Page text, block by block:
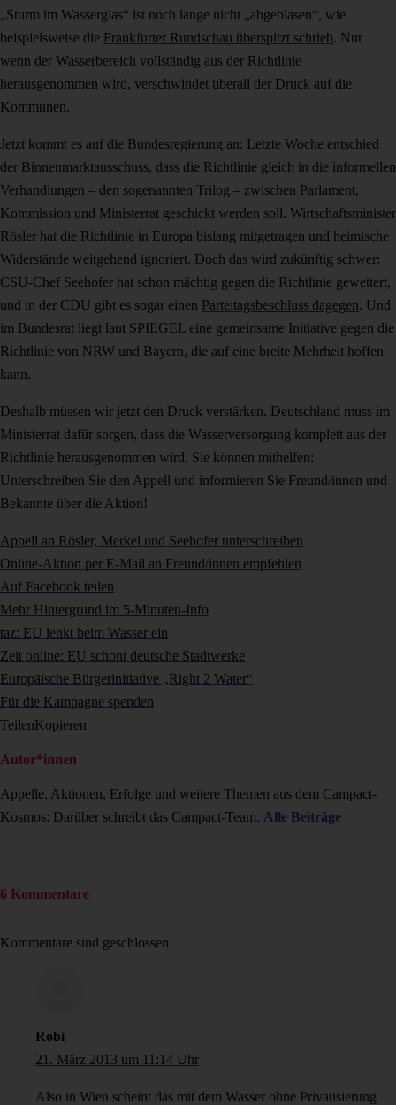
„Sturm im Wasserglas“ ist noch lange nicht „abgeblasen“, wie
beispielsweise die Frankfurter Rundschau überspitzt schrieb. Nur
wenn der Wasserbereich vollständig aus der Richtlinie
herausgenommen wird, verschwindet überall der Druck auf die
Kommunen.
Jetzt kommt es auf die Bundesregierung an: Letzte Woche entschied
der Binnenmarktausschuss, dass die Richtlinie gleich in die informellen
Verhandlungen – den sogenannten Trilog – zwischen Parlament,
Kommission und Ministerrat geschickt werden soll. Wirtschaftsminister
Rösler hat die Richtlinie in Europa bislang mitgetragen und heimische
Widerstände weitgehend ignoriert. Doch das wird zukünftig schwer:
CSU-Chef Seehofer hat schon mächtig gegen die Richtlinie gewettert,
und in der CDU gibt es sogar einen Parteitagsbeschluss dagegen. Und
im Bundesrat liegt laut SPIEGEL eine gemeinsame Initiative gegen die
Richtlinie von NRW und Bayern, die auf eine breite Mehrheit hoffen
kann.
Deshalb müssen wir jetzt den Druck verstärken. Deutschland muss im
Ministerrat dafür sorgen, dass die Wasserversorgung komplett aus der
Richtlinie herausgenommen wird. Sie können mithelfen:
Unterschreiben Sie den Appell und informieren Sie Freund/innen und
Bekannte über die Aktion!
Appell an Rösler, Merkel und Seehofer unterschreiben
Online-Aktion per E-Mail an Freund/innen empfehlen
Auf Facebook teilen
Mehr Hintergrund im 5-Minuten-Info
taz: EU lenkt beim Wasser ein
Zeit online: EU schont deutsche Stadtwerke
Europäische Bürgerinitiative „Right 2 Water“
Für die Kampagne spenden
TeilenKopieren
Autor*innen
Appelle, Aktionen, Erfolge und weitere Themen aus dem Campact-
Kosmos: Darüber schreibt das Campact-Team. Alle Beiträge
6 Kommentare
Kommentare sind geschlossen
Robi
21. März 2013 um 11:14 Uhr
Also in Wien scheint das mit dem Wasser ohne Privatisierung